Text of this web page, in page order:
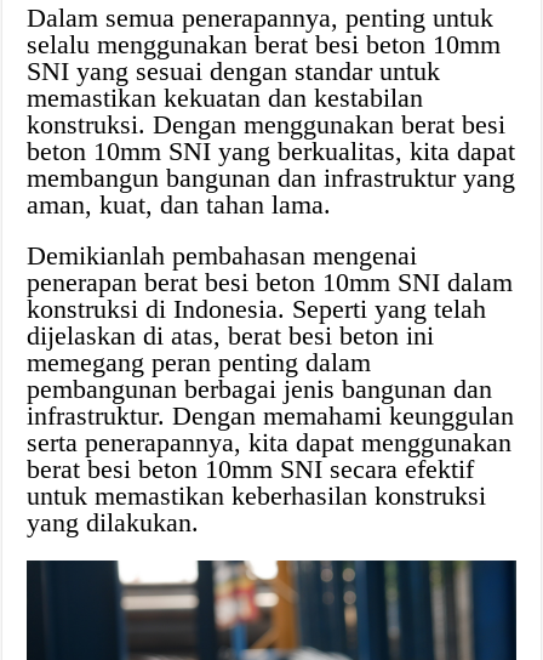
Dalam semua penerapannya, penting untuk
selalu menggunakan berat besi beton 10mm
SNI yang sesuai dengan standar untuk
memastikan kekuatan dan kestabilan
konstruksi. Dengan menggunakan berat besi
beton 10mm SNI yang berkualitas, kita dapat
membangun bangunan dan infrastruktur yang
aman, kuat, dan tahan lama.
Demikianlah pembahasan mengenai
penerapan berat besi beton 10mm SNI dalam
konstruksi di Indonesia. Seperti yang telah
dijelaskan di atas, berat besi beton ini
memegang peran penting dalam
pembangunan berbagai jenis bangunan dan
infrastruktur. Dengan memahami keunggulan
serta penerapannya, kita dapat menggunakan
berat besi beton 10mm SNI secara efektif
untuk memastikan keberhasilan konstruksi
yang dilakukan.